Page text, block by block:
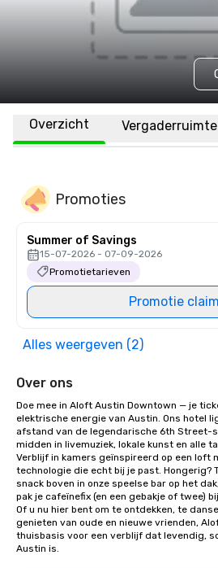
Overzicht Vergaderruimte
Promoties
Summer of Savings
15-07-2026 - 07-09-2026
Promotietarieven
Promotie
Alles weergeven (2)
Over ons
Doe mee in Aloft Austin Downtown — je
elektrische energie van Austin. Ons hotel
afstand van de legendarische 6th Street-
midden in livemuziek, lokale kunst en alle
Verblijf in kamers geïnspireerd op een loft
technologie die echt bij je past. Hongerig?
snack boven in onze speelse bar op het
pak je cafeïnefix (en een gebakje of twee)
Of u nu hier bent om te ontdekken, te
genieten van oude en nieuwe vrienden,
thuisbasis voor een verblijf dat levendig,
Austin is.